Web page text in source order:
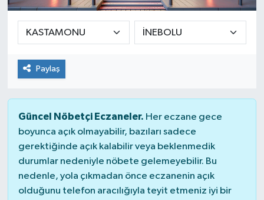
Paylaş
Güncel Nöbetçi Eczaneler. Her eczane gece
boyunca açık olmayabilir, bazıları sadece
gerektiğinde açık kalabilir veya beklenmedik
durumlar nedeniyle nöbete gelemeyebilir. Bu
nedenle, yola çıkmadan önce eczanenin açık
olduğunu telefon aracılığıyla teyit etmeniz iyi bir
SPOR
İLÇELERİMİZ
RESMİ İLAN